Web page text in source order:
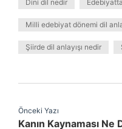
Dini dil nedir
Milli edebiyat dönemi dil
Şiirde dil anlayışı nedir
Önceki Yazı
Kanın Kaynaması Ne